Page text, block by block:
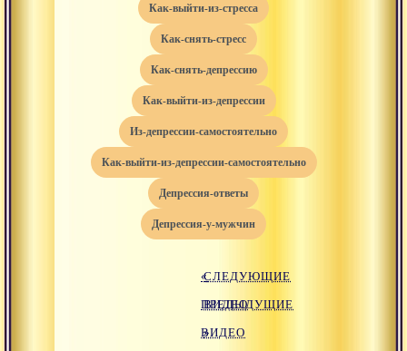
как-выйти-из-стресса
как-снять-стресс
как-снять-депрессию
как-выйти-из-депрессии
из-депрессии-самостоятельно
как-выйти-из-депрессии-самостоятельно
депрессия-ответы
депрессия-у-мужчин
«
ПРЕДЫДУЩИЕ
ВИДЕО
СЛЕДУЮЩИЕ
ВИДЕО
»